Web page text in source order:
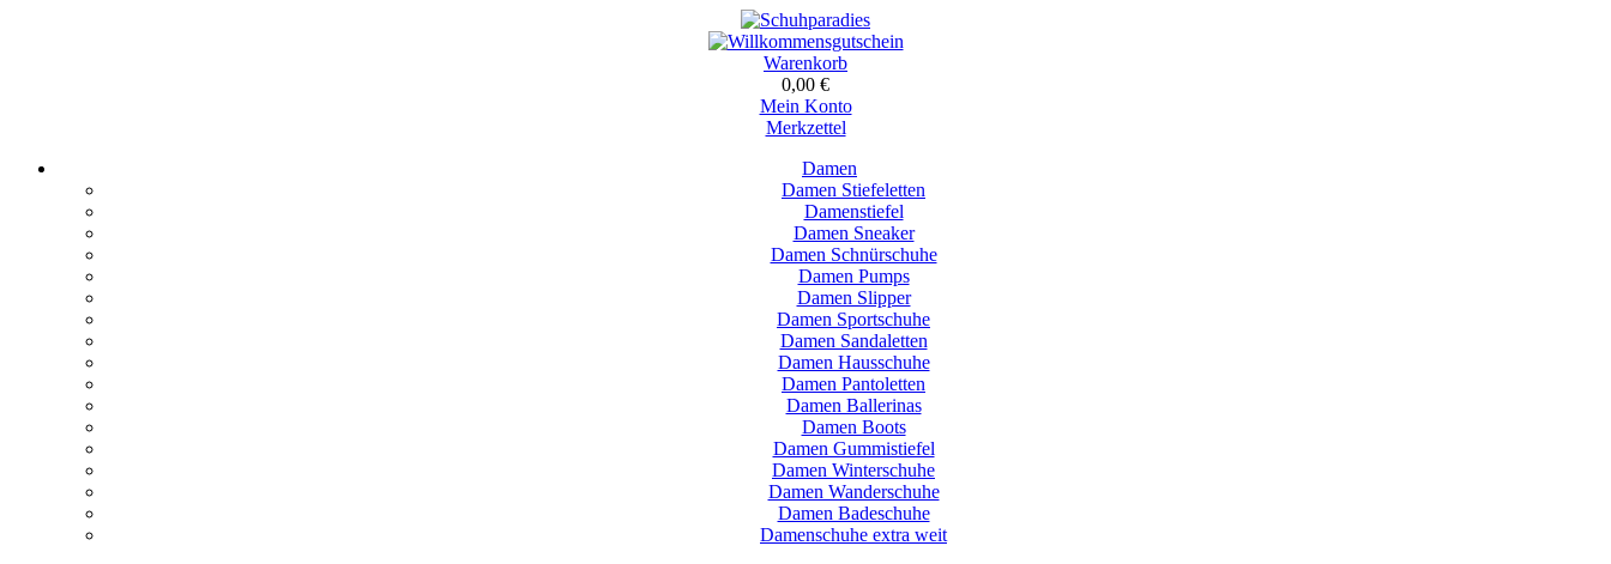
Warenkorb
0,00 €
Mein Konto
Merkzettel
Damen
Damen Stiefeletten
Damenstiefel
Damen Sneaker
Damen Schnürschuhe
Damen Pumps
Damen Slipper
Damen Sportschuhe
Damen Sandaletten
Damen Hausschuhe
Damen Pantoletten
Damen Ballerinas
Damen Boots
Damen Gummistiefel
Damen Winterschuhe
Damen Wanderschuhe
Damen Badeschuhe
Damenschuhe extra weit